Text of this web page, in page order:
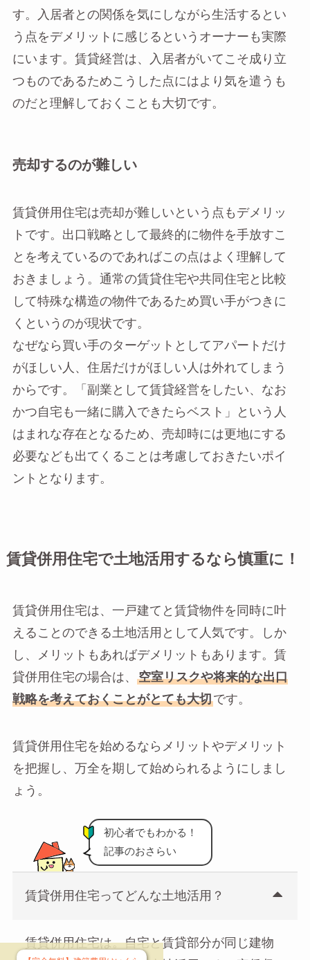
す。入居者との関係を気にしながら生活するとい
う点をデメリットに感じるというオーナーも実際
にいます。賃貸経営は、入居者がいてこそ成り立
つものであるためこうした点にはより気を遣うも
のだと理解しておくことも大切です。
売却するのが難しい
賃貸併用住宅は売却が難しいという点もデメリッ
トです。出口戦略として最終的に物件を手放すこ
とを考えているのであればこの点はよく理解して
おきましょう。通常の賃貸住宅や共同住宅と比較
して特殊な構造の物件であるため買い手がつきに
くというのが現状です。
なぜなら買い手のターゲットとしてアパートだけ
がほしい人、住居だけがほしい人は外れてしまう
からです。「副業として賃貸経営をしたい、なお
かつ自宅も一緒に購入できたらベスト」という人
はまれな存在となるため、売却時には更地にする
必要なども出てくることは考慮しておきたいポイ
ントとなります。
賃貸併用住宅で土地活用するなら慎重に！
賃貸併用住宅は、一戸建てと賃貸物件を同時に叶
えることのできる土地活用として人気です。しか
し、メリットもあればデメリットもあります。賃
貸併用住宅の場合は、
空室リスクや将来的な出口
戦略を考えておくことがとても大切です。
賃貸併用住宅を始めるならメリットやデメリット
を把握し、万全を期して始められるようにしまし
ょう。
初心者でもわかる！
記事のおさらい
賃貸併用住宅ってどんな土地活用？
賃貸併用住宅は。自宅と賃貸部分が同じ建物